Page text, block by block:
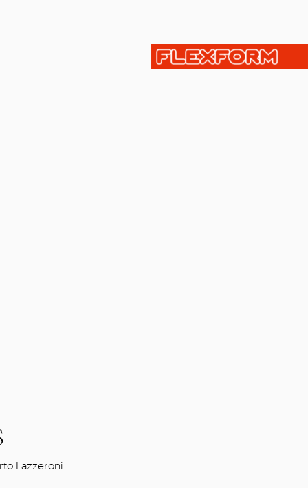
Lazzeroni